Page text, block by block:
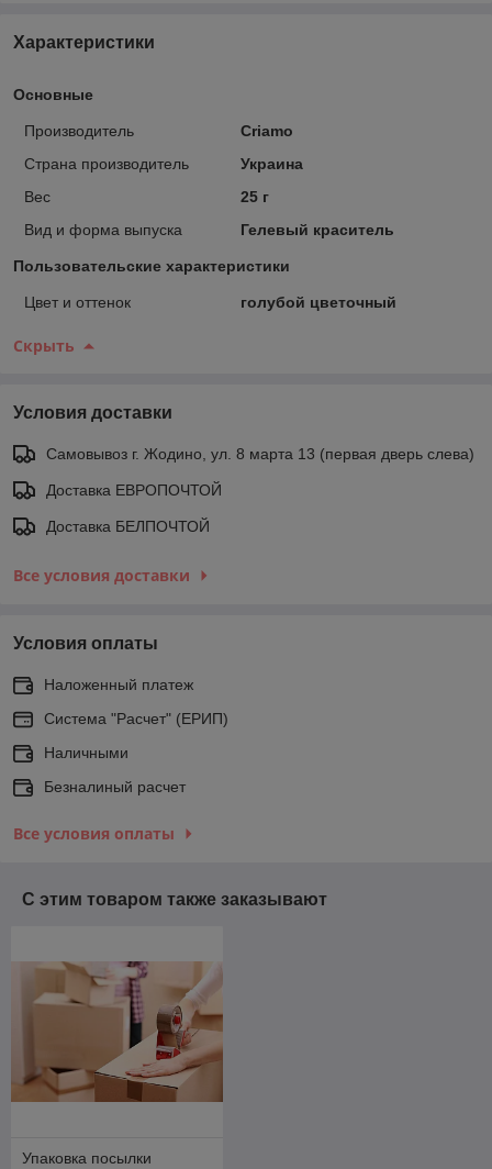
Характеристики
Основные
Производитель
Criamo
Страна производитель
Украина
Вес
25 г
Вид и форма выпуска
Гелевый краситель
Пользовательские характеристики
Цвет и оттенок голубой цветочный
Скрыть
Условия доставки
Самовывоз г. Жодино, ул. 8 марта 13 (первая дверь слева)
Доставка ЕВРОПОЧТОЙ
Доставка БЕЛПОЧТОЙ
Все условия доставки
Условия оплаты
Наложенный платеж
Система "Расчет" (ЕРИП)
Наличными
Безналиный расчет
Все условия оплаты
С этим товаром также заказывают
Упаковка посылки